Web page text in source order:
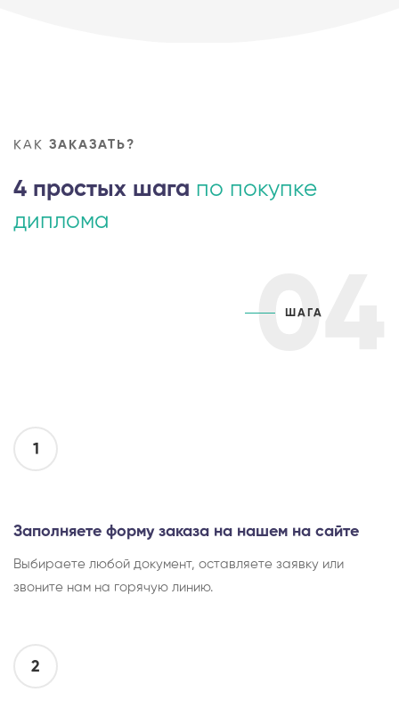
КАК ЗАКАЗАТЬ?
4 простых шага по покупке
диплома
04
ШАГА
1
Заполняете форму заказа на нашем на сайте
Выбираете любой документ, оставляете заявку или
звоните нам на горячую линию.
2